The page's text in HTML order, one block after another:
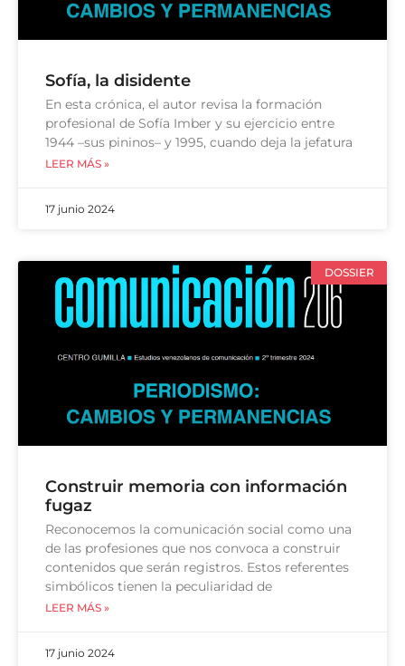
Sofía, la disidente
En esta crónica, el autor revisa la formación
profesional de Sofía Imber y su ejercicio entre
1944 –sus pininos– y 1995, cuando deja la jefatura
LEER MÁS »
17 junio 2024
DOSSIER
Construir memoria con información
fugaz
Reconocemos la comunicación social como una
de las profesiones que nos convoca a construir
contenidos que serán registros. Estos referentes
simbólicos tienen la peculiaridad de
LEER MÁS »
17 junio 2024